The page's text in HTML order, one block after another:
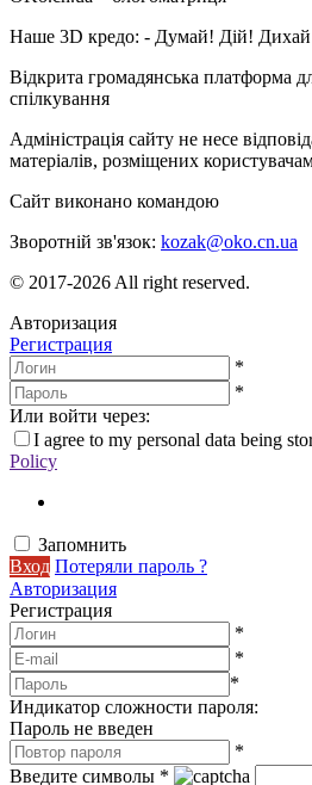
Наше 3D кредо: - Думай! Дій! Дихай
Відкрита громадянська платформа
спілкування
Адміністрація сайту не несе
матеріалів, розміщених
Сайт виконано командою
Зворотній зв'язок: kozak@oko.cn.ua
© 2017-2026 All right reserved.
Авторизация
Регистрация
*
*
Или войти через:
I agree to my personal data being
Policy
Запомнить
Вход Потеряли пароль ?
Авторизация
Регистрация
*
*
*
Индикатор сложности пароля:
Пароль не введен
*
Введите символы *